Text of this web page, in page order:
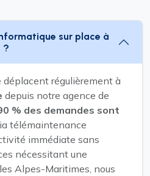
sur place à
?
déplacent régulièrement à
depuis notre agence de
% des demandes sont
télémaintenance
immédiate sans
nécessitant une
Alpes-Maritimes, nous